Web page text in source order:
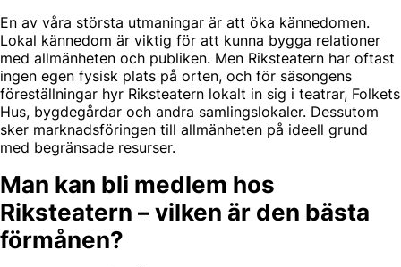
En av våra största utmaningar är att öka kännedomen.
Lokal kännedom är viktig för att kunna bygga relationer
med allmänheten och publiken. Men Riksteatern har oftast
ingen egen fysisk plats på orten, och för säsongens
föreställningar hyr Riksteatern lokalt in sig i teatrar, Folkets
Hus, bygdegårdar och andra samlingslokaler. Dessutom
sker marknadsföringen till allmänheten på ideell grund
med begränsade resurser.
Man kan bli medlem hos
Riksteatern – vilken är den bästa
förmånen?